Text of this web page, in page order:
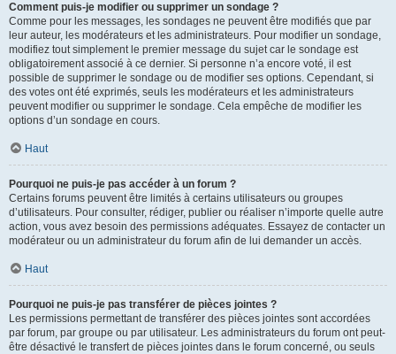
Comment puis-je modifier ou supprimer un sondage ?
Comme pour les messages, les sondages ne peuvent être modifiés que par
leur auteur, les modérateurs et les administrateurs. Pour modifier un sondage,
modifiez tout simplement le premier message du sujet car le sondage est
obligatoirement associé à ce dernier. Si personne n’a encore voté, il est
possible de supprimer le sondage ou de modifier ses options. Cependant, si
des votes ont été exprimés, seuls les modérateurs et les administrateurs
peuvent modifier ou supprimer le sondage. Cela empêche de modifier les
options d’un sondage en cours.
Haut
Pourquoi ne puis-je pas accéder à un forum ?
Certains forums peuvent être limités à certains utilisateurs ou groupes
d’utilisateurs. Pour consulter, rédiger, publier ou réaliser n’importe quelle autre
action, vous avez besoin des permissions adéquates. Essayez de contacter un
modérateur ou un administrateur du forum afin de lui demander un accès.
Haut
Pourquoi ne puis-je pas transférer de pièces jointes ?
Les permissions permettant de transférer des pièces jointes sont accordées
par forum, par groupe ou par utilisateur. Les administrateurs du forum ont peut-
être désactivé le transfert de pièces jointes dans le forum concerné, ou seuls